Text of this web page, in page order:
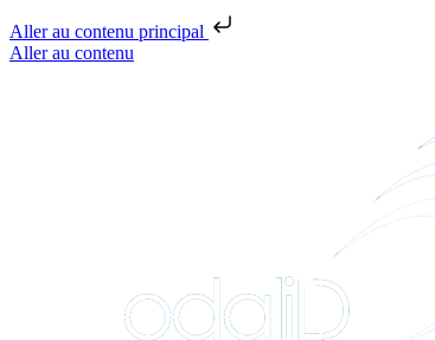
Aller au contenu principal
Aller au contenu